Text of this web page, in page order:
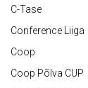
C-Tase
Conference Liiga
Coop
Coop Põlva CUP